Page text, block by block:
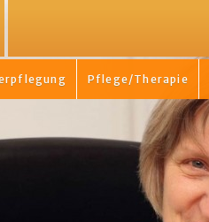
Pflege/Therapie